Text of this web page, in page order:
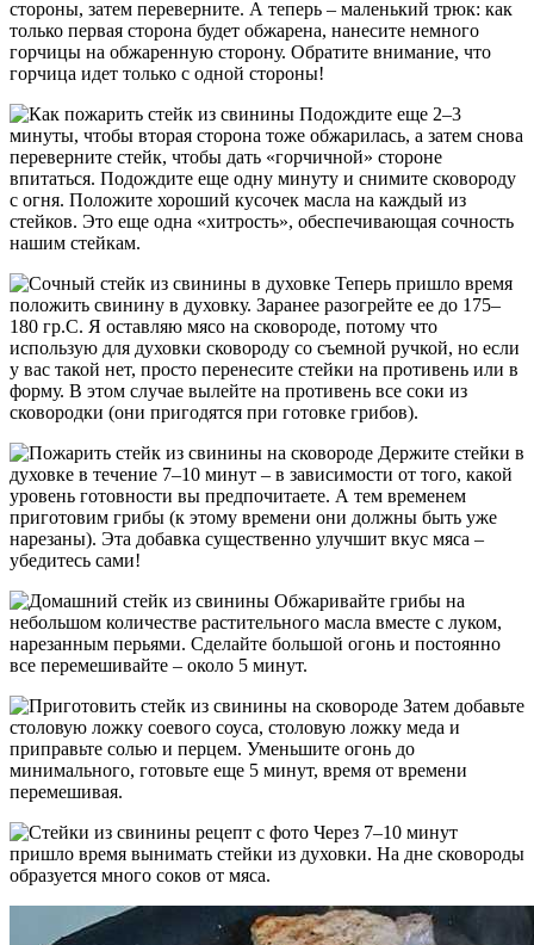
стороны, затем переверните. А теперь – маленький трюк: как
только первая сторона будет обжарена, нанесите немного
горчицы на обжаренную сторону. Обратите внимание, что
горчица идет только с одной стороны!
Подождите еще 2–3
минуты, чтобы вторая сторона тоже обжарилась, а затем снова
переверните стейк, чтобы дать «горчичной» стороне
впитаться. Подождите еще одну минуту и снимите сковороду
с огня. Положите хороший кусочек масла на каждый из
стейков. Это еще одна «хитрость», обеспечивающая сочность
нашим стейкам.
Теперь пришло время
положить свинину в духовку. Заранее разогрейте ее до 175–
180 гр.C. Я оставляю мясо на сковороде, потому что
использую для духовки сковороду со съемной ручкой, но если
у вас такой нет, просто перенесите стейки на противень или в
форму. В этом случае вылейте на противень все соки из
сковородки (они пригодятся при готовке грибов).
Держите стейки в
духовке в течение 7–10 минут – в зависимости от того, какой
уровень готовности вы предпочитаете. А тем временем
приготовим грибы (к этому времени они должны быть уже
нарезаны). Эта добавка существенно улучшит вкус мяса –
убедитесь сами!
Обжаривайте грибы на
небольшом количестве растительного масла вместе с луком,
нарезанным перьями. Сделайте большой огонь и постоянно
все перемешивайте – около 5 минут.
Затем добавьте
столовую ложку соевого соуса, столовую ложку меда и
приправьте солью и перцем. Уменьшите огонь до
минимального, готовьте еще 5 минут, время от времени
перемешивая.
Через 7–10 минут
пришло время вынимать стейки из духовки. На дне сковороды
образуется много соков от мяса.